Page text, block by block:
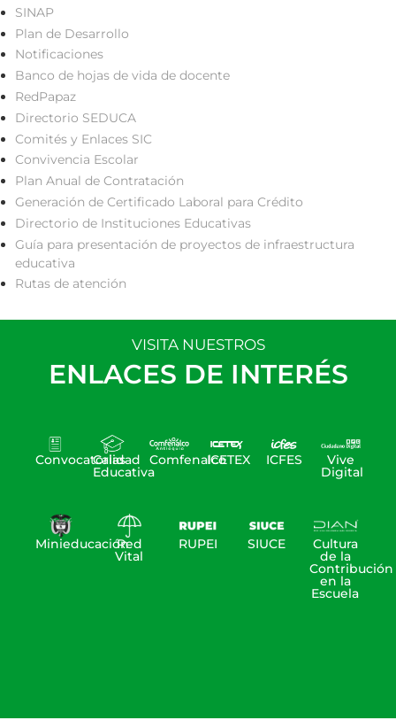
SINAP
Plan de Desarrollo
Notificaciones
Banco de hojas de vida de docente
RedPapaz
Directorio SEDUCA
Comités y Enlaces SIC
Convivencia Escolar
Plan Anual de Contratación
Generación de Certificado Laboral para Crédito
Directorio de Instituciones Educativas
Guía para presentación de proyectos de infraestructura
educativa
Rutas de atención
VISITA NUESTROS
ENLACES DE INTERÉS
Convocatorias
Calidad
Educativa
ComfenalcoICETEX ICFES Vive
Digital
MinieducaciónRed
Vital
RUPEI SIUCE Cultura
de la
Contribución
en la
Escuela